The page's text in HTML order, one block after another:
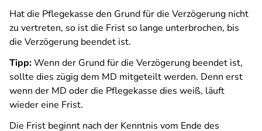
Hat die Pflegekasse den Grund für die Verzögerung nicht
zu vertreten, so ist die Frist so lange unterbrochen, bis
die Verzögerung beendet ist.
Tipp:Wenn der Grund für die Verzögerung beendet ist,
sollte dies zügig dem MD mitgeteilt werden. Denn erst
wenn der MD oder die Pflegekasse dies weiß, läuft
wieder eine Frist.
Die Frist beginnt nach der Kenntnis vom Ende des